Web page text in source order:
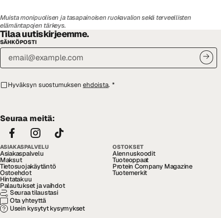
Muista monipuolisen ja tasapainoisen ruokavalion sekä terveellisten
elämäntapojen tärkeys.
Tilaa uutiskirjeemme.
SÄHKÖPOSTI
Hyväksyn suostumuksen ehdoista. *
Seuraa meitä:
ASIAKASPALVELU
Asiakaspalvelu
Maksut
Tietosuojakäytäntö
Ostoehdot
Hintatakuu
Palautukset ja vaihdot
Seuraa tilaustasi
Ota yhteyttä
Usein kysytyt kysymykset
OSTOKSET
Alennuskoodit
Tuoteoppaat
Protein Company Magazine
Tuotemerkit